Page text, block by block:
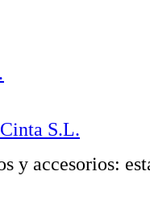
S.L.
y accesorios: